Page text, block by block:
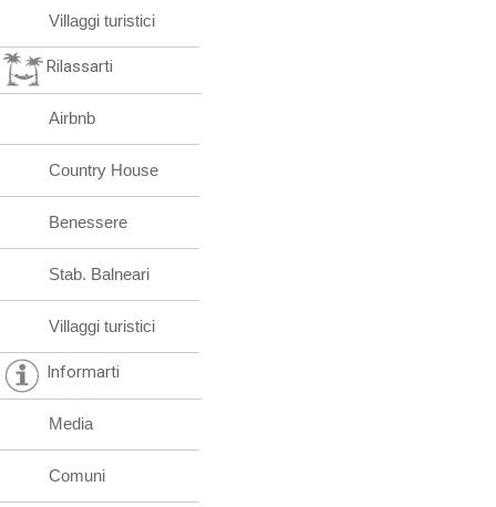
Villaggi turistici
Rilassarti
Airbnb
Country House
Benessere
Stab. Balneari
Villaggi turistici
Informarti
Media
Comuni